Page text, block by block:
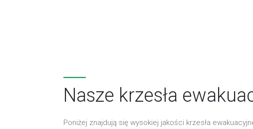
Nasze krzesła
Poniżej znajdują się wysokiej jakości krzesła